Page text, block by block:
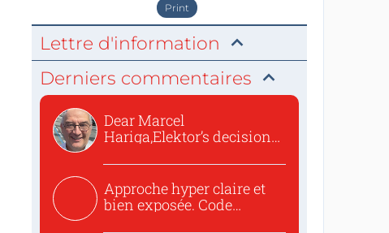
Print
Lettre d'information
Derniers commentaires
Dear Marcel
Hariga,Elektor’s decision
Approche hyper claire et
bien exposée. Code